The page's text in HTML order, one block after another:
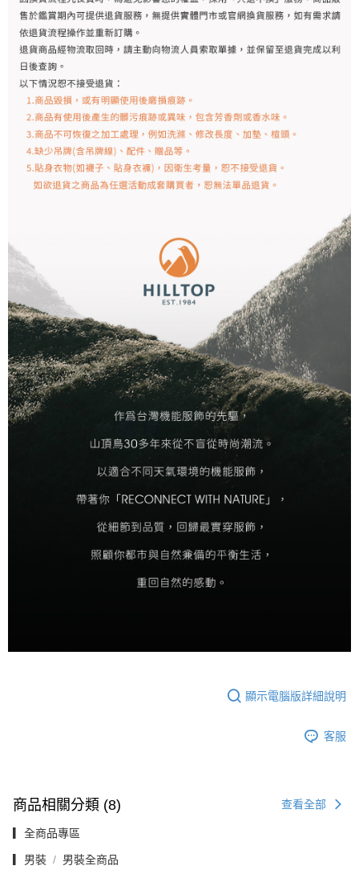
顯示電腦版詳細說明
客服
商品相關分類 (8) 查看全部
▎全商品專區
▎男裝 男裝全商品